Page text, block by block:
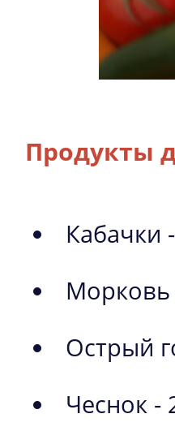
Продукты
Кабачки
Острый
Чеснок -